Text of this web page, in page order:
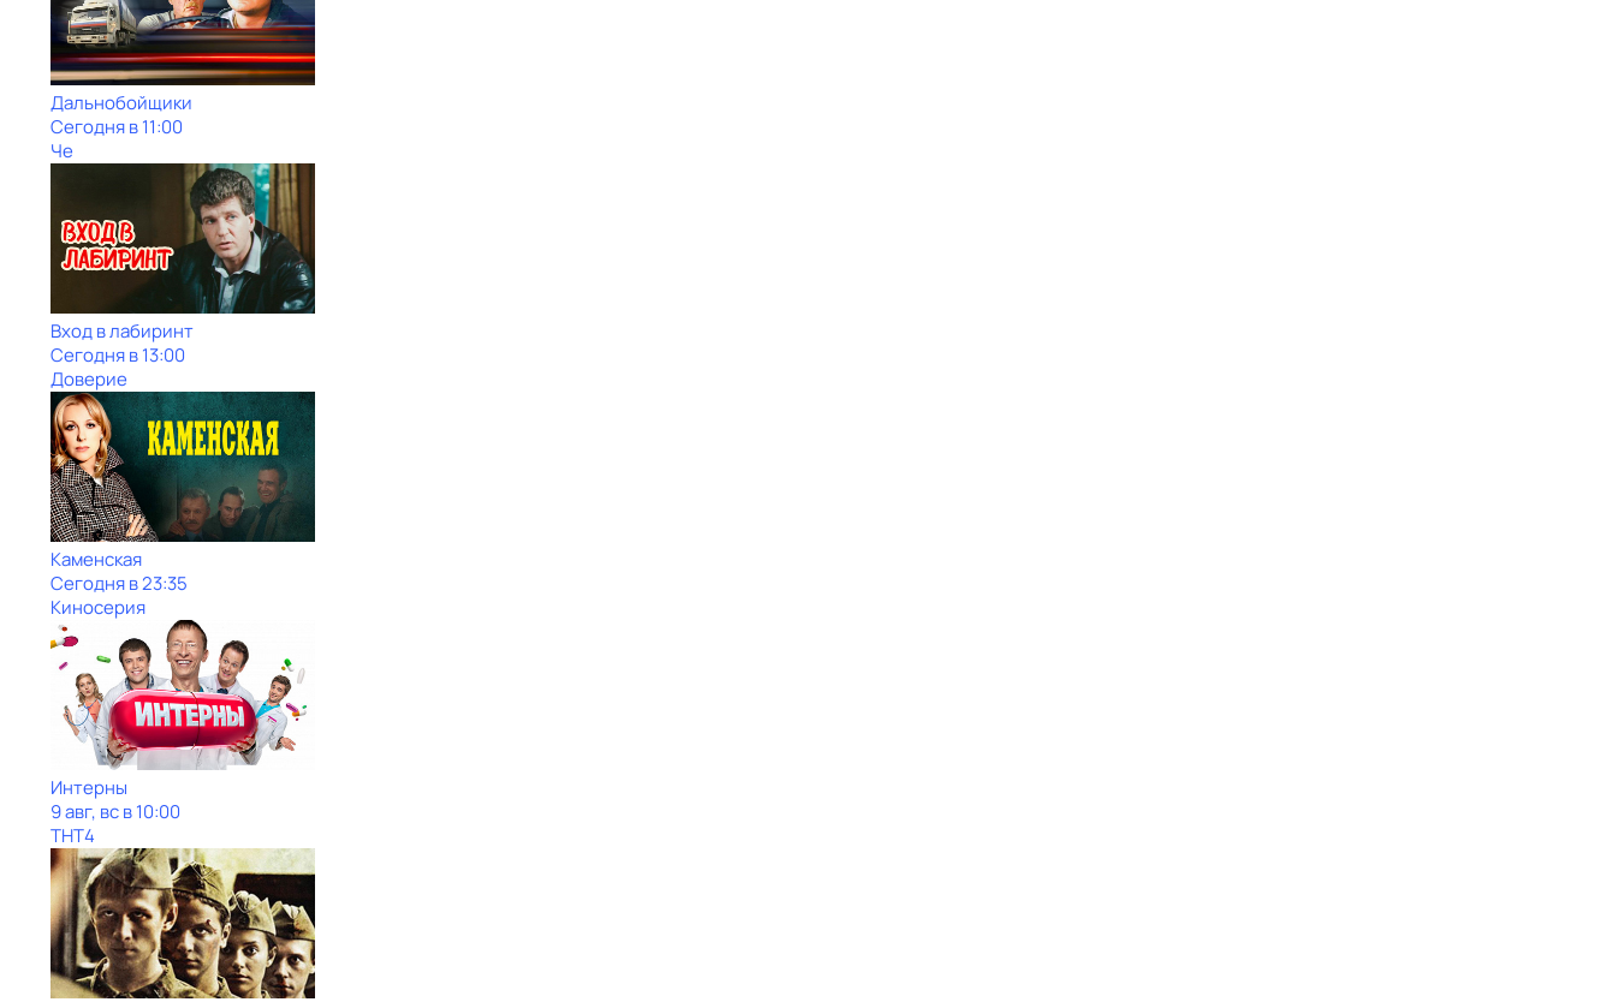
Дальнобойщики
Сегодня в 11:00
Че
Вход в лабиринт
Сегодня в 13:00
Доверие
Каменская
Сегодня в 23:35
Киносерия
Интерны
9 авг, вс в 10:00
ТНТ4